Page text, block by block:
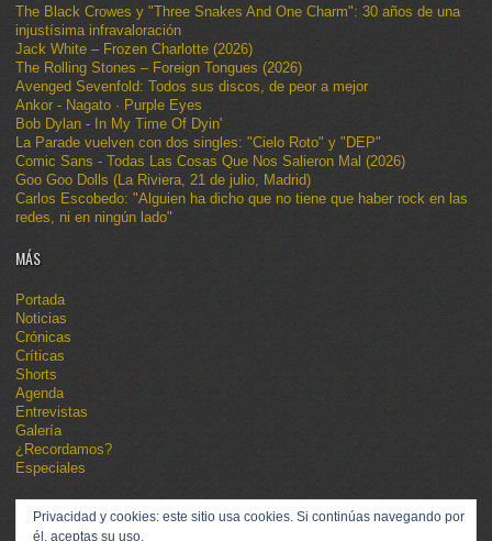
The Black Crowes y "Three Snakes And One Charm": 30 años de una
injustísima infravaloración
Jack White – Frozen Charlotte (2026)
The Rolling Stones – Foreign Tongues (2026)
Avenged Sevenfold: Todos sus discos, de peor a mejor
Ankor - Nagato · Purple Eyes
Bob Dylan - In My Time Of Dyin'
La Parade vuelven con dos singles: "Cielo Roto" y "DEP"
Comic Sans - Todas Las Cosas Que Nos Salieron Mal (2026)
Goo Goo Dolls (La Riviera, 21 de julio, Madrid)
Carlos Escobedo: "Alguien ha dicho que no tiene que haber rock en las
redes, ni en ningún lado"
MÁS
Portada
Noticias
Crónicas
Críticas
Shorts
Agenda
Entrevistas
Galería
¿Recordamos?
Especiales
Privacidad y cookies: este sitio usa cookies. Si continúas navegando por
él, aceptas su uso.